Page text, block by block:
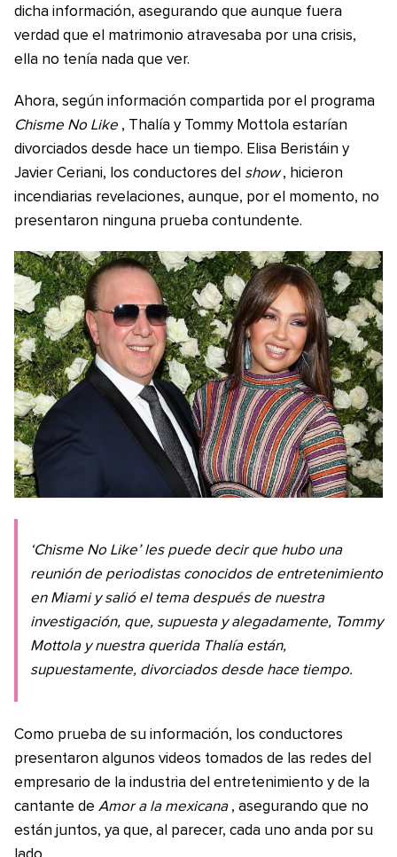
dicha información, asegurando que aunque fuera
verdad que el matrimonio atravesaba por una crisis,
ella no tenía nada que ver.
Ahora, según información compartida por el programa
Chisme No Like , Thalía y Tommy Mottola estarían
divorciados desde hace un tiempo. Elisa Beristáin y
Javier Ceriani, los conductores del show , hicieron
incendiarias revelaciones, aunque, por el momento, no
presentaron ninguna prueba contundente.
‘Chisme No Like’ les puede decir que hubo una
reunión de periodistas conocidos de entretenimiento
en Miami y salió el tema después de nuestra
investigación, que, supuesta y alegadamente, Tommy
Mottola y nuestra querida Thalía están,
supuestamente, divorciados desde hace tiempo.
Como prueba de su información, los conductores
presentaron algunos videos tomados de las redes del
empresario de la industria del entretenimiento y de la
cantante de Amor a la mexicana , asegurando que no
están juntos, ya que, al parecer, cada uno anda por su